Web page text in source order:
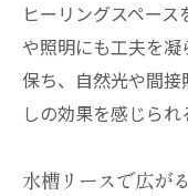
ヒーリングスペー
や照明にも工夫を
保ち、自然光や間
しの効果を感じられ
水槽リースで広が